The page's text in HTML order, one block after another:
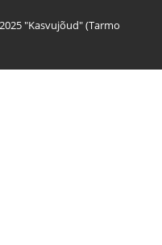
"Kasvujõud" (Tarmo